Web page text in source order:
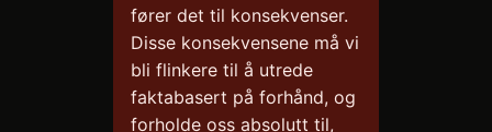
fører det til konsekvenser.
Disse konsekvensene må vi
bli flinkere til å utrede
faktabasert på forhånd, og
forholde oss absolutt til,